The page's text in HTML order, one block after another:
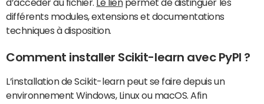
d’accéder au fichier. Le lienpermet de distinguer les
différents modules, extensions et documentations
techniques à disposition.
Comment installer Scikit-learn avec PyPI ?
L’installation de Scikit-learn peut se faire depuis un
environnement Windows, Linux ou macOS. Afin